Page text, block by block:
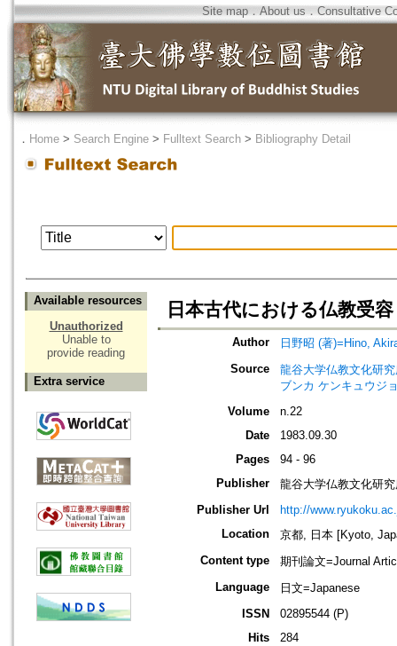
Site map．About us ． Consultative
． Home > Search Engine > Fulltext Search > Bibliography Detail
Available resources
Unauthorized
Unable to
provide reading
Extra service
日本古代における仏教受
Author
日野昭 (著)=Hino,
Source
龍谷大学仏教文化研
ブンカ ケンキュウジ
Volume
n.22
Date
1983.09.30
Pages
94 - 96
Publisher
龍谷大学仏教文化研
Publisher Url
http://
Location
京都, 日本 [Kyoto,
Content type
期刊論文=Journal
Language
日文=Japanese
ISSN
02895544 (P)
Hits
284